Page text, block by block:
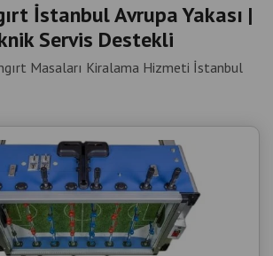
İstanbul Avrupa Yakası |
Servis Destekli
Masaları Kiralama Hizmeti İstanbul